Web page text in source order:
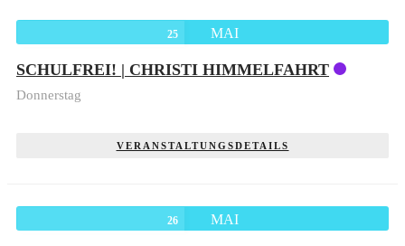
25 MAI
SCHULFREI! | CHRISTI HIMMELFAHRT
Donnerstag
VERANSTALTUNGSDETAILS
26 MAI